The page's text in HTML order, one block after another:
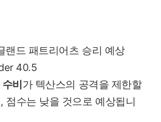
랜드 패트리어츠 승리 예상
40.5
비 가 텍산스의 공격을 제한할
점수는 낮을 것으로 예상됩니